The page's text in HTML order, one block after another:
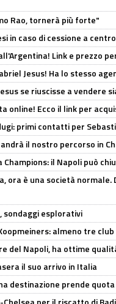
Rao, tornerà più forte"
in caso di cessione a
Link e prezzo
Jesus! Ha lo stesso
se riuscisse a vendere
online! Ecco il link per
primi contatti per
il nostro percorso in
il Napoli può
ora è una società normale.
sondaggi esplorativi
almeno tre
del Napoli, ha ottime
il suo arrivo in Italia
destinazione prende